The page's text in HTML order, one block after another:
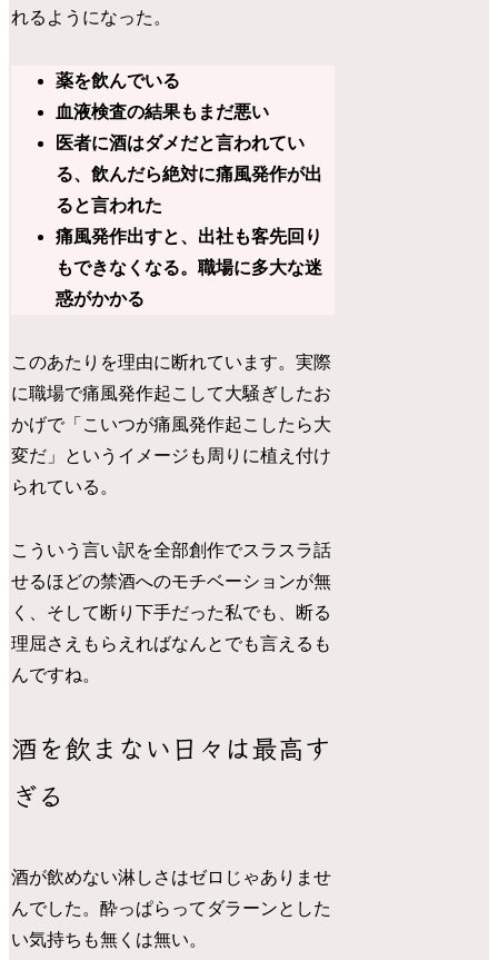
れるようになった。
薬を飲んでいる
血液検査の結果もまだ悪い
医者に酒はダメだと言われてい
る、飲んだら絶対に痛風発作が出
ると言われた
痛風発作出すと、出社も客先回り
もできなくなる。職場に多大な迷
惑がかかる
このあたりを理由に断れています。実際
に職場で痛風発作起こして大騒ぎしたお
かげで「こいつが痛風発作起こしたら大
変だ」というイメージも周りに植え付け
られている。
こういう言い訳を全部創作でスラスラ話
せるほどの禁酒へのモチベーションが無
く、そして断り下手だった私でも、断る
理屈さえもらえればなんとでも言えるも
んですね。
酒を飲まない日々は最高す
ぎる
酒が飲めない淋しさはゼロじゃありませ
んでした。酔っぱらってダラーンとした
い気持ちも無くは無い。